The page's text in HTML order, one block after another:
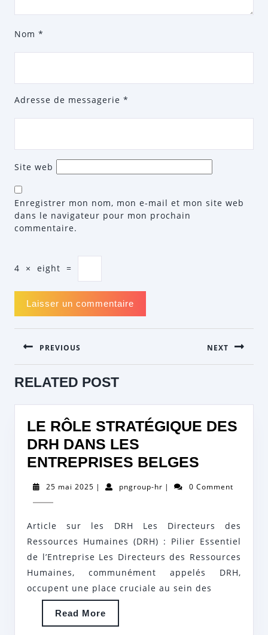
Nom *
Adresse de messagerie *
Site web
Enregistrer mon nom, mon e-mail et mon site web
dans le navigateur pour mon prochain
commentaire.
4 × eight =
NAVIGATION
DE
L’ARTICLE
PREVIOUS
post:
NEXT
RELATED POST
LE RÔLE STRATÉGIQUE DES
DRH DANS LES
ENTREPRISES BELGES
DRH
DANS
LES
25 mai 2025 25| pngroup-hrpngroup-
| 0 Comment
Article sur les DRH Les Directeurs des
Ressources Humaines (DRH) : Pilier Essentiel
de l’Entreprise Les Directeurs des Ressources
Humaines, communément appelés DRH,
occupent une place cruciale au sein des
Read More
More